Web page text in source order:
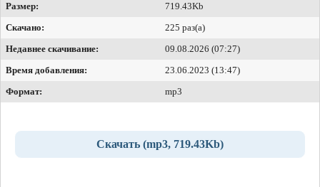
Размер:
719.43Kb
Скачано:
225 раз(а)
Недавнее скачивание:
09.08.2026 (07:27)
Время добавления:
23.06.2023 (13:47)
Формат:
mp3
Скачать (mp3, 719.43Kb)